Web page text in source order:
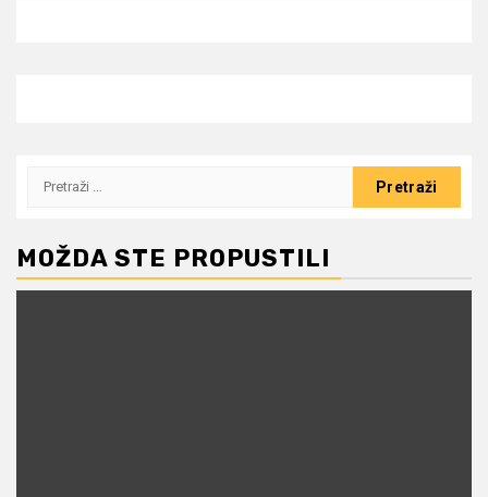
Pretraži:
MOŽDA STE PROPUSTILI